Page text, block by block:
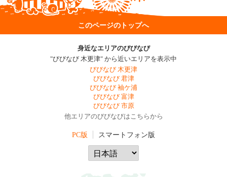
このページのトップへ
身近なエリアのびびなび
"びびなび 木更津" から近いエリアを表示中
びびなび 木更津
びびなび 君津
びびなび 袖ケ浦
びびなび 富津
びびなび 市原
他エリアのびびなびはこちらから
PC版 スマートフォン版